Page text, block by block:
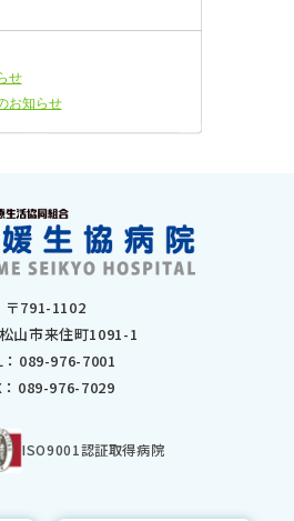
せ
お知らせ
〒791-1102
山市来住町1091-1
089-976-7001
：089-976-7029
ISO9001認証取得病院